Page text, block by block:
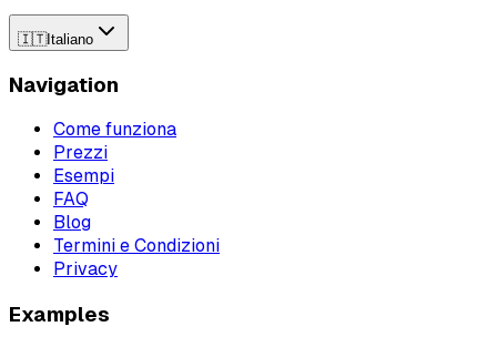
🇮🇹Italiano
Navigation
Come funziona
Prezzi
Esempi
FAQ
Blog
Termini e Condizioni
Privacy
Examples